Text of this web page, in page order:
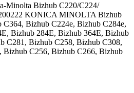
Minolta Bizhub С220/C224/
KONICA MINOLTA Bizhub
Bizhub C224e, Bizhub C284e,
Bizhub 284E, Bizhub 364E, Bizhub
C281, Bizhub C258, Bizhub C308,
Bizhub C256, Bizhub C266, Bizhub